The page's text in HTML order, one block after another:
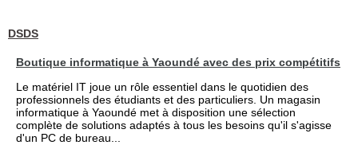
DSDS
Boutique informatique à Yaoundé avec des prix compétitifs
Le matériel IT joue un rôle essentiel dans le quotidien des
professionnels des étudiants et des particuliers. Un magasin
informatique à Yaoundé met à disposition une sélection
complète de solutions adaptés à tous les besoins qu'il s'agisse
d'un PC de bureau...